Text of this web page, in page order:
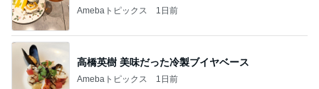
Amebaトピックス 1日前
高橋英樹 美味だった冷製ブイヤベース
Amebaトピックス 1日前